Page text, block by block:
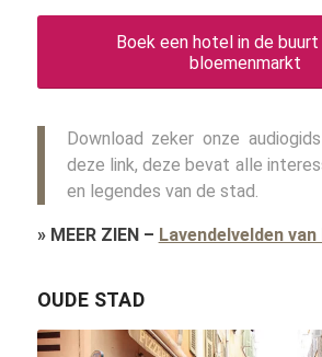
Boek een hotel in de
bloemenmarkt
Download zeker onze
deze link, deze bevat alle
en legendes van de stad.
» MEER ZIEN– Lavendelvelden
OUDE STAD